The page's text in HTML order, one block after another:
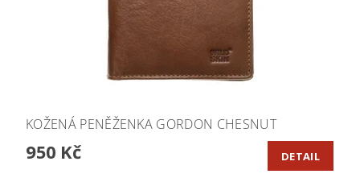
KOŽENÁ PENĚŽENKA GORDON CHESNUT
950 Kč DETAIL